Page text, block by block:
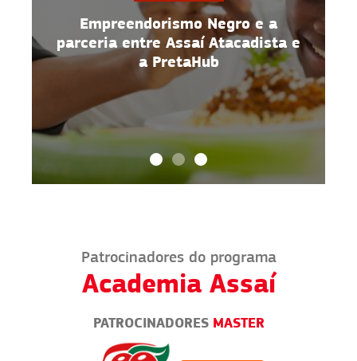
Empreendorismo Negro e a
parceria entre Assaí Atacadista e
a PretaHub
Patrocinadores do programa
Academia Assaí
PATROCINADORES MASTER